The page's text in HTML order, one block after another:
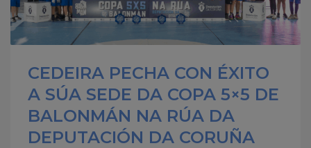
CEDEIRA PECHA CON ÉXITO
A SÚA SEDE DA COPA 5×5 DE
BALONMÁN NA RÚA DA
DEPUTACIÓN DA CORUÑA